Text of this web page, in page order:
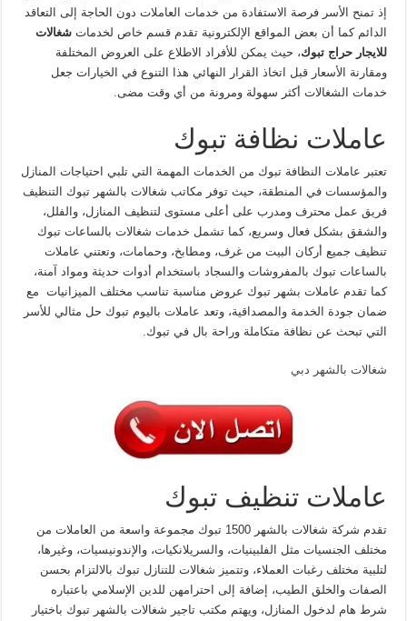
إذ تمنح الأسر فرصة الاستفادة من خدمات العاملات دون الحاجة إلى التعاقد
الدائم كما أن بعض المواقع الإلكترونية تقدم قسم خاص لخدماتشغالات
للايجار حراج تبوك، حيث يمكن للأفراد الاطلاع على العروض المختلفة
ومقارنة الأسعار قبل اتخاذ القرار النهائي هذا التنوع في الخيارات جعل
خدمات الشغالات أكثر سهولة ومرونة من أي وقت مضى.
عاملات نظافة تبوك
تعتبر عاملات النظافة تبوك من الخدمات المهمة التي تلبي احتياجات المنازل
والمؤسسات في المنطقة، حيث توفر مكاتب شغالات بالشهر تبوك التنظيف
فريق عمل محترف ومدرب على أعلى مستوى لتنظيف المنازل، والفلل،
والشقق بشكل فعال وسريع، كما تشمل خدمات شغالات بالساعات تبوك
تنظيف جميع أركان البيت من غرف، ومطابخ، وحمامات، وتعتني عاملات
بالساعات تبوك بالمفروشات والسجاد باستخدام أدوات حديثة ومواد آمنة،
كما تقدم عاملات بشهر تبوك عروض مناسبة تناسب مختلف الميزانيات مع
ضمان جودة الخدمة والمصداقية، وتعد عاملات باليوم تبوك حل مثالي للأسر
التي تبحث عن نظافة متكاملة وراحة بال في تبوك.​
شغالات بالشهر دبي
عاملات تنظيف تبوك
تقدم شركة شغالات بالشهر 1500 تبوك مجموعة واسعة من العاملات من
مختلف الجنسيات مثل الفلبينيات، والسريلانكيات، والإندونيسيات، وغيرها،
لتلبية مختلف رغبات العملاء، وتتميز شغالات للتنازل تبوك بالالتزام بحسن
الصفات والخلق الطيب، إضافة إلى احترامهن للدين الإسلامي باعتباره
شرط هام لدخول المنازل، ويهتم مكتب تاجير شغالات بالشهر تبوك باختيار